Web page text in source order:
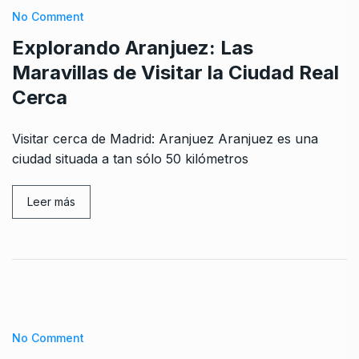
No Comment
Explorando Aranjuez: Las
Maravillas de Visitar la Ciudad Real
Cerca
Visitar cerca de Madrid: Aranjuez Aranjuez es una
ciudad situada a tan sólo 50 kilómetros
Leer más
No Comment